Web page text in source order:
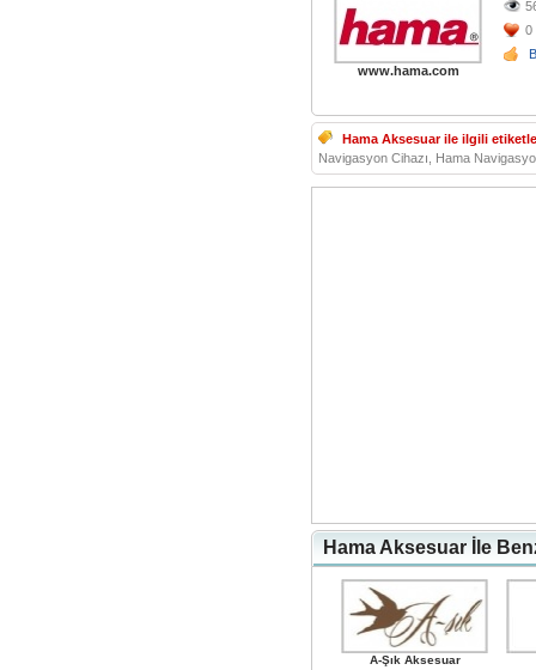
www.hama.com
0
Hama Aksesuar ile ilgili
Navigasyon Cihazı, Hama
Hama Aksesuar İle
A-Şık Aksesuar